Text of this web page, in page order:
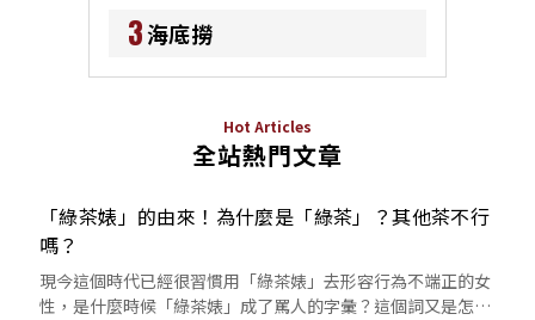
3海底撈
Hot Articles
全站熱門文章
「綠茶婊」的由來！為什麼是「綠茶」？其他茶不行
嗎？
現今這個時代已經很習慣用「綠茶婊」去形容行為不端正的女
性，是什麼時候「綠茶婊」成了罵人的字彙？這個詞又是怎麼